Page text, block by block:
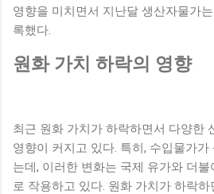
영향을 미치면서 지난달 생산자물가
록했다.
원화 가치 하락의 영향
최근 원화 가치가 하락하면서 다양한
영향이 커지고 있다. 특히, 수입물가
는데, 이러한 변화는 국제 유가와 더
로 작용하고 있다. 원화 가치가 하락